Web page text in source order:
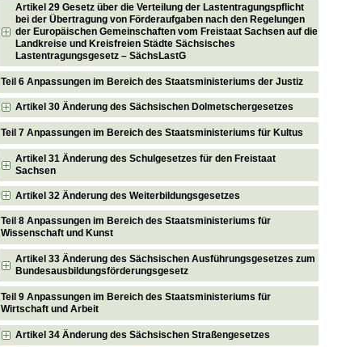
Artikel 29 Gesetz über die Verteilung der Lastentragungspflicht
bei der Übertragung von Förderaufgaben nach den Regelungen
der Europäischen Gemeinschaften vom Freistaat Sachsen auf die
Landkreise und Kreisfreien Städte Sächsisches
Lastentragungsgesetz – SächsLastG
Teil 6 Anpassungen im Bereich des Staatsministeriums der Justiz
Artikel 30 Änderung des Sächsischen Dolmetschergesetzes
Teil 7 Anpassungen im Bereich des Staatsministeriums für Kultus
Artikel 31 Änderung des Schulgesetzes für den Freistaat
Sachsen
Artikel 32 Änderung des Weiterbildungsgesetzes
Teil 8 Anpassungen im Bereich des Staatsministeriums für
Wissenschaft und Kunst
Artikel 33 Änderung des Sächsischen Ausführungsgesetzes zum
Bundesausbildungsförderungsgesetz
Teil 9 Anpassungen im Bereich des Staatsministeriums für
Wirtschaft und Arbeit
Artikel 34 Änderung des Sächsischen Straßengesetzes